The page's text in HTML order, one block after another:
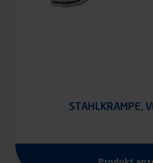
STAHLKRAMPE,